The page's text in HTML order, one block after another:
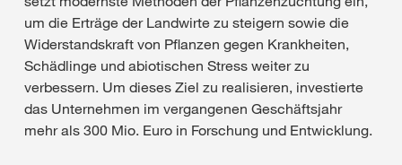
um die Erträge der Landwirte zu steigern sowie die
Widerstandskraft von Pflanzen gegen Krankheiten,
Schädlinge und abiotischen Stress weiter zu
verbessern. Um dieses Ziel zu realisieren, investierte
das Unternehmen im vergangenen Geschäftsjahr
mehr als 300 Mio. Euro in Forschung und Entwicklung.